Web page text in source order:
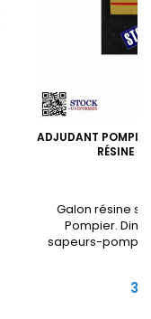
ADJUDANT
RÉSINE
Galon résine
Pompier.
sapeurs-
Prix